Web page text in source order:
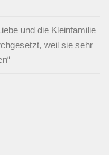
und die Kleinfamilie
weil sie sehr